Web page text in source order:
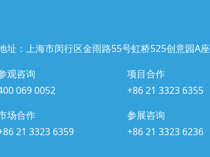
址：上海市闵行区金雨路55号虹桥525创意园A座
观咨询
069 0052
项目合作
+86 21 3323 6355
场合作
21 3323 6359
参展咨询
+86 21 3323 6236